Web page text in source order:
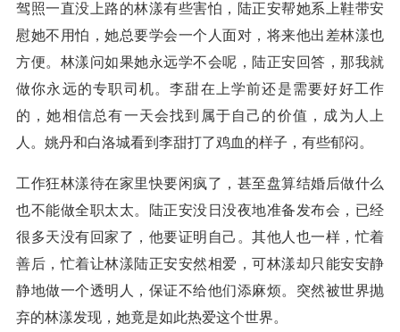
驾照一直没上路的林漾有些害怕，陆正安帮她系上鞋带安
慰她不用怕，她总要学会一个人面对，将来他出差林漾也
方便。林漾问如果她永远学不会呢，陆正安回答，那我就
做你永远的专职司机。李甜在上学前还是需要好好工作
的，她相信总有一天会找到属于自己的价值，成为人上
人。姚丹和白洛城看到李甜打了鸡血的样子，有些郁闷。
工作狂林漾待在家里快要闲疯了，甚至盘算结婚后做什么
也不能做全职太太。陆正安没日没夜地准备发布会，已经
很多天没有回家了，他要证明自己。其他人也一样，忙着
善后，忙着让林漾陆正安安然相爱，可林漾却只能安安静
静地做一个透明人，保证不给他们添麻烦。突然被世界抛
弃的林漾发现，她竟是如此热爱这个世界。